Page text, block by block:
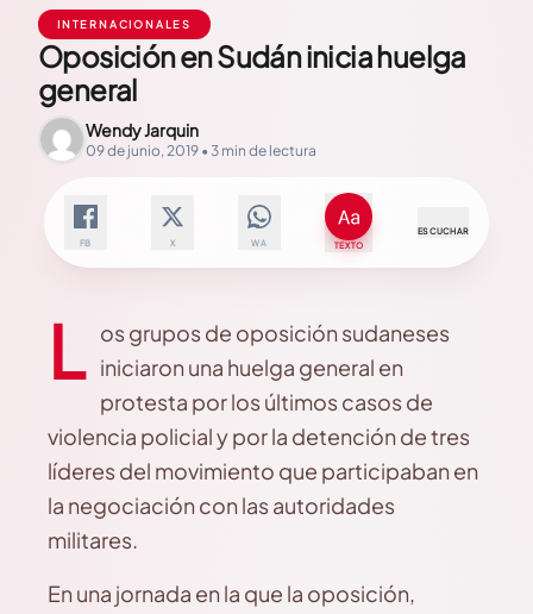
INTERNACIONALES
Oposición en Sudán inicia huelga
general
Wendy Jarquin
09 de junio, 2019 • 3 min de lectura
FB X WA TEXTO
ESCUCHAR
L os grupos de oposición sudaneses
iniciaron una huelga general en
protesta por los últimos casos de
violencia policial y por la detención de tres
líderes del movimiento que participaban en
la negociación con las autoridades
militares.
En una jornada en la que la oposición,